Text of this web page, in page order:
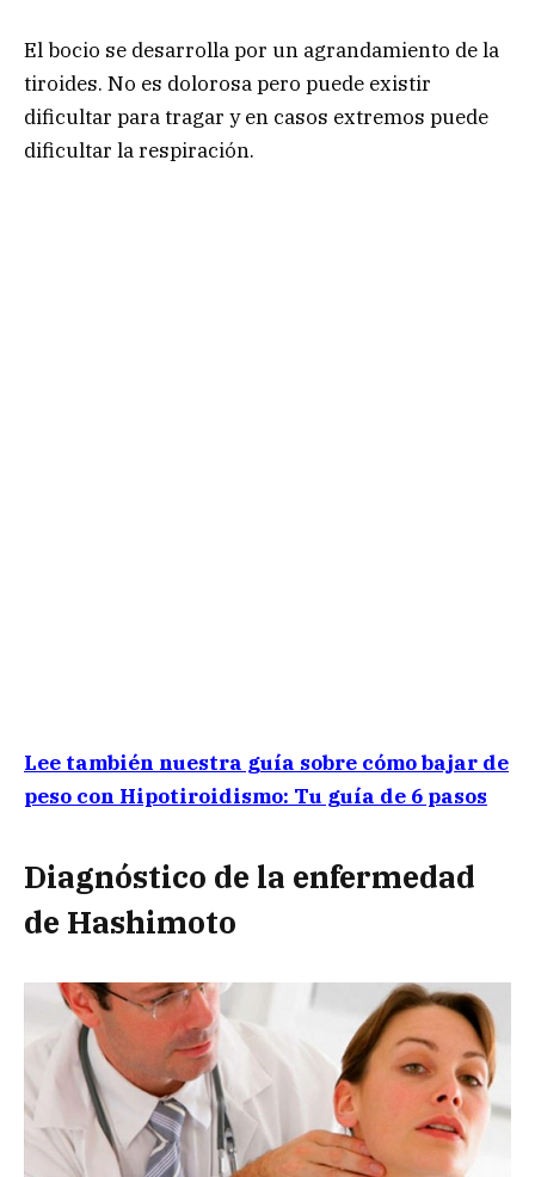
El bocio se desarrolla por un agrandamiento de la
tiroides. No es dolorosa pero puede existir
dificultar para tragar y en casos extremos puede
dificultar la respiración.
Lee también nuestra guía sobre cómo bajar de
peso con Hipotiroidismo: Tu guía de 6 pasos
Diagnóstico de la enfermedad
de Hashimoto